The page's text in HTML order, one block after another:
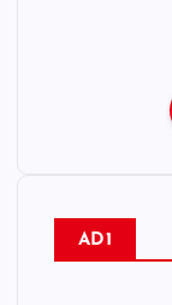
AD1